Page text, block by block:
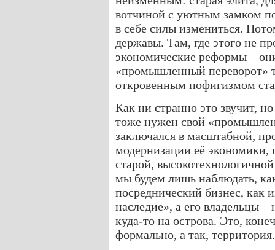
вотчиной с уютным замком
в себе силы измениться.
державы. Там, где этого не
экономические реформы –
«промышленный переворот»
откровенным пофигизмом
Как ни странно это звучит,
тоже нужен свой
заключался в масштабной,
модернизации её
старой,
мы будем лишь наблюдать,
посреднический бизнес, как
наследие», а его владельцы
куда-то на острова. Это,
формально, а так, территория.